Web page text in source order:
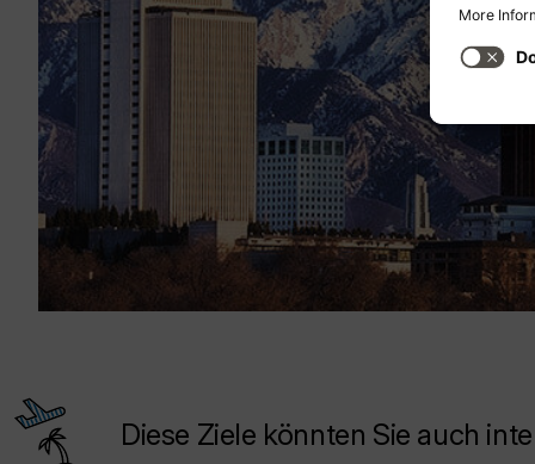
Diese Ziele könnten Sie auch